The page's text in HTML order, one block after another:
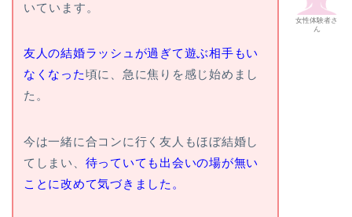
女性体験者さ
ん
いています。
友人の結婚ラッシュが過ぎて遊ぶ相手もい
なくなった頃に、急に焦りを感じ始めまし
た。
今は一緒に合コンに行く友人もほぼ結婚し
てしまい、 待っていても出会いの場が無い
ことに改めて気づきました。